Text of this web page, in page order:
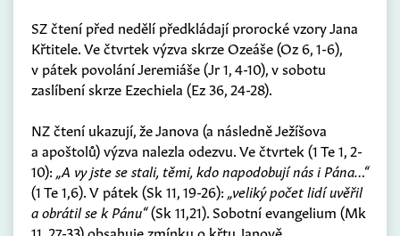
SZ čtení před nedělí předkládají prorocké vzory Jana
Křtitele. Ve čtvrtek výzva skrze Ozeáše (Oz 6, 1-6),
v pátek povolání Jeremiáše (Jr 1, 4-10), v sobotu
zaslíbení skrze Ezechiela (Ez 36, 24-28).
NZ čtení ukazují, že Janova (a následně Ježíšova
a apoštolů) výzva nalezla odezvu. Ve čtvrtek (1 Te 1, 2-
10): „A vy jste se stali, těmi, kdo napodobují nás i Pána…“
(1 Te 1,6). V pátek (Sk 11, 19-26): „veliký počet lidí uvěřil
a obrátil se k Pánu“(Sk 11,21). Sobotní evangelium (Mk
11, 27-33) obsahuje zmínku o křtu Janově.